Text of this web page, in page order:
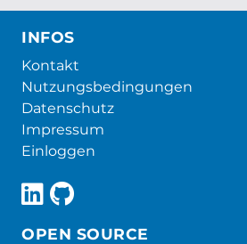
INFOS
Kontakt
Nutzungsbedingungen
Datenschutz
Impressum
Einloggen
OPEN SOURCE